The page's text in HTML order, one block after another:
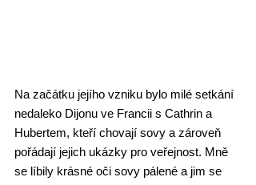
Na začátku jejího vzniku bylo milé setkání
nedaleko Dijonu ve Francii s Cathrin a
Hubertem, kteří chovají sovy a zároveň
pořádají jejich ukázky pro veřejnost. Mně
se líbily krásné oči sovy pálené a jim se